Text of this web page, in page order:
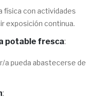
física con actividades
exposición continua.
potable fresca:
a pueda abastecerse de
: